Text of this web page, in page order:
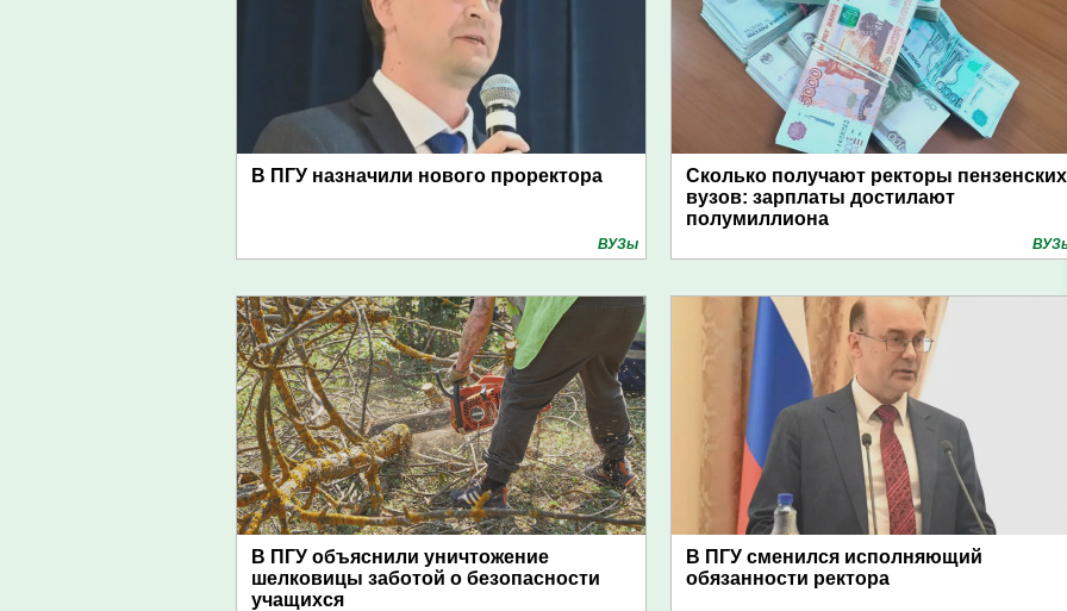
В ПГУ назначили нового проректора
ВУЗы
Сколько получают ректоры пензенских
вузов: зарплаты достилают
полумиллиона
В ПГУ объяснили уничтожение
шелковицы заботой о безопасности
учащихся
В ПГУ сменился исполняющий
обязанности ректора